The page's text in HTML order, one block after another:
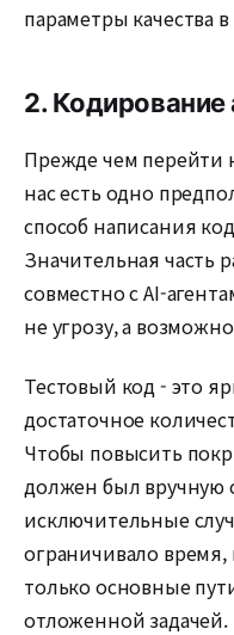
параметры качества
2. Кодирование
Прежде чем перейти
нас есть одно
способ написания
Значительная часть
совместно с AI-
не угрозу, а
Тестовый код - это
достаточное
Чтобы повысить
должен был вручную
исключительные
ограничивало
только основные
отложенной задачей.